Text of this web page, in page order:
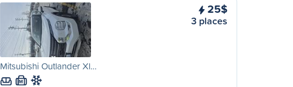
Mitsubishi Outlander Xl…
M
25$
3 places